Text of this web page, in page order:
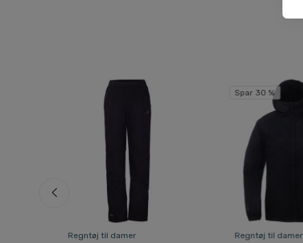
Regntøj til damer
Spar 30 %
Regntøj til damer